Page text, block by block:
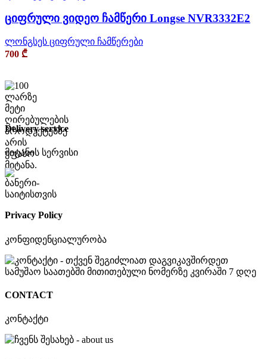
ციფრული ვიდეო ჩამწერი Longse NVR3332E2
ლონგსეს ციფრული ჩამწერები
700 ₾
Delivery service
მიტანის სერვისი
Privacy Policy
კონფიდენციალურობა
CONTACT
კონტაქტი